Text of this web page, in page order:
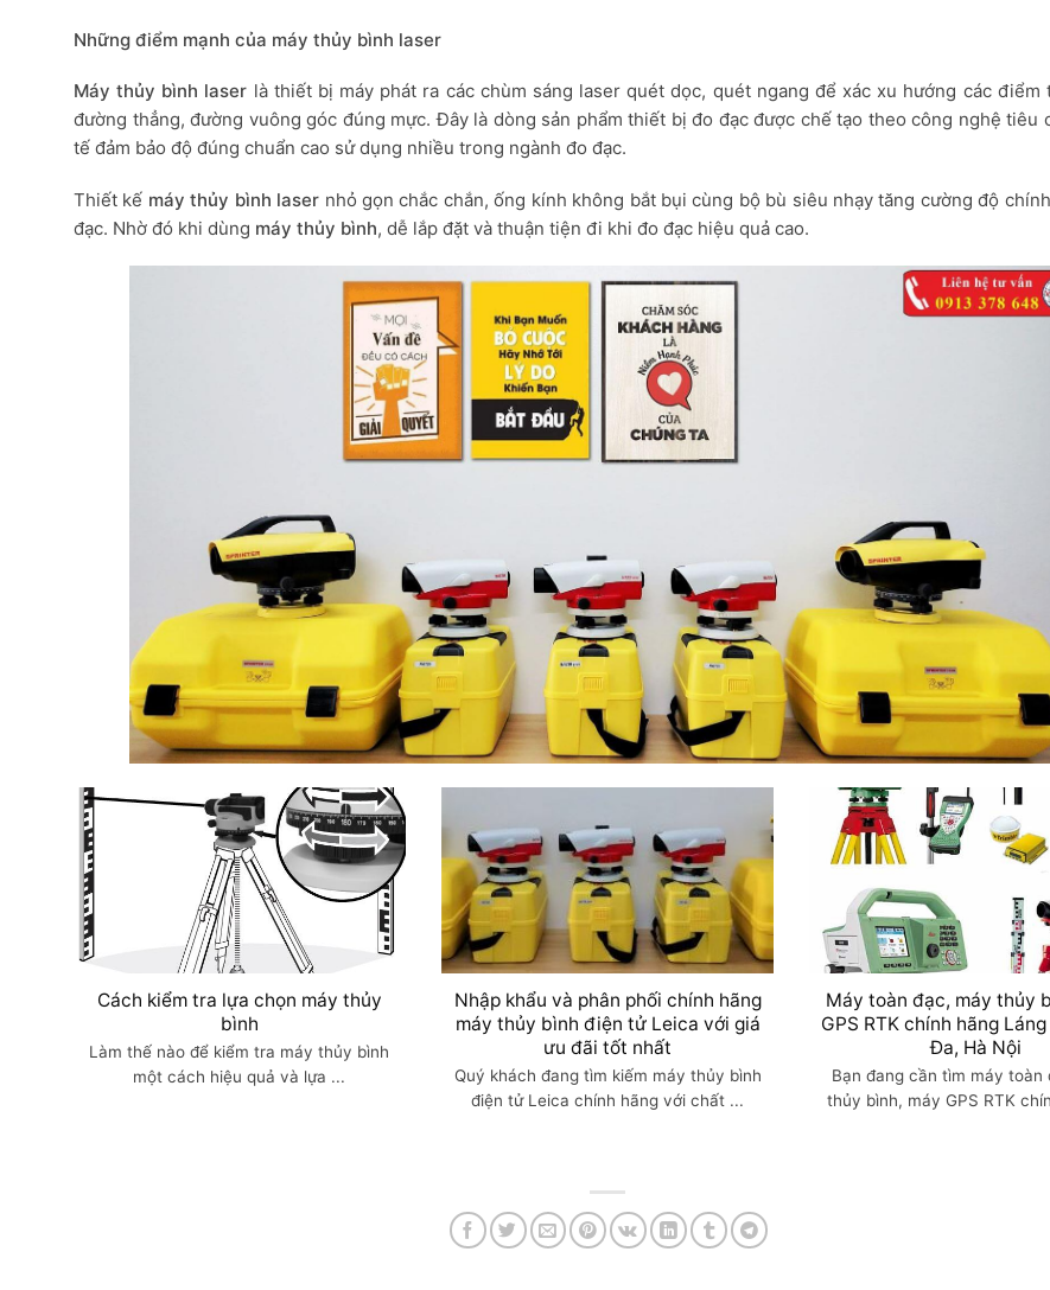
Những điểm mạnh của máy thủy bình laser
Máy thủy bình laser là thiết bị máy phát ra các chùm sáng laser quét dọc, quét ngang để xác xu hướng các điểm
đường thẳng, đường vuông góc đúng mực. Đây là dòng sản phẩm thiết bị đo đạc được chế tạo theo công nghệ tiêu
tế đảm bảo độ đúng chuẩn cao sử dụng nhiều trong ngành đo đạc.
Thiết kế máy thủy bình laser nhỏ gọn chắc chắn, ống kính không bắt bụi cùng bộ bù siêu nhạy tăng cường độ
đạc. Nhờ đó khi dùng máy thủy bình, dễ lắp đặt và thuận tiện đi khi đo đạc hiệu quả cao.
Cách kiểm tra lựa chọn máy thủy
bình
Làm thế nào để kiểm tra máy thủy bình
một cách hiệu quả và lựa ...
Nhập khẩu và phân phối chính hãng
máy thủy bình điện tử Leica với giá
ưu đãi tốt nhất
Quý khách đang tìm kiếm máy thủy bình
điện tử Leica chính hãng với chất ...
Máy toàn đạc, máy thủy
GPS RTK chính hãng
Đa, Hà Nội
Bạn đang cần tìm máy toàn
thủy bình, máy GPS RTK